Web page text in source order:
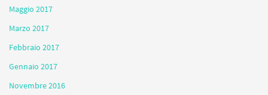
Maggio 2017
Marzo 2017
Febbraio 2017
Gennaio 2017
Novembre 2016